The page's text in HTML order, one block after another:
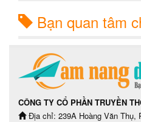
Bạn quan tâm
CÔNG TY CỔ PHẦN TRUYỀN
Địa chỉ: 239A Hoàng Văn Thụ,